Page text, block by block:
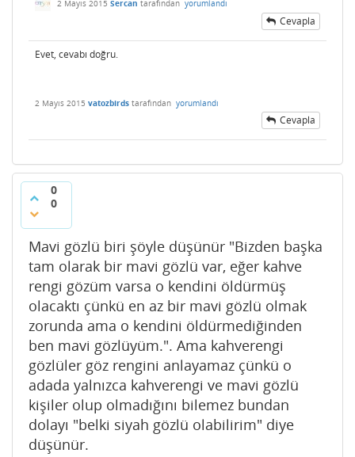
2 Mayıs 2015 Sercan tarafından yorumlandı
Cevapla
Evet, cevabı doğru.
2 Mayıs 2015 vatozbirds tarafından yorumlandı
Cevapla
0
0
Mavi gözlü biri şöyle düşünür "Bizden başka
tam olarak bir mavi gözlü var, eğer kahve
rengi gözüm varsa o kendini öldürmüş
olacaktı çünkü en az bir mavi gözlü olmak
zorunda ama o kendini öldürmediğinden
ben mavi gözlüyüm.". Ama kahverengi
gözlüler göz rengini anlayamaz çünkü o
adada yalnızca kahverengi ve mavi gözlü
kişiler olup olmadığını bilemez bundan
dolayı "belki siyah gözlü olabilirim" diye
düşünür.